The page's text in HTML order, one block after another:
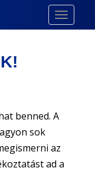
benned. A
sok
az
ad a